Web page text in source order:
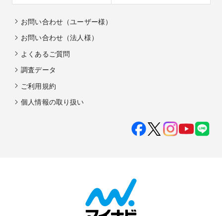
お問い合わせ（ユーザー様）
お問い合わせ（法人様）
よくあるご質問
調査データ
ご利用規約
個人情報の取り扱い